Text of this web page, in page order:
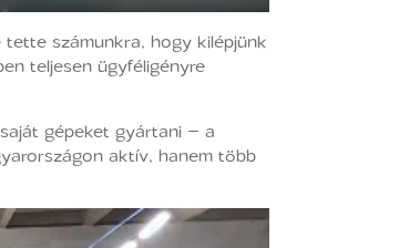
számunkra, hogy kilépjünk
teljesen ügyféligényre
gépeket gyártani – a
aktív, hanem több